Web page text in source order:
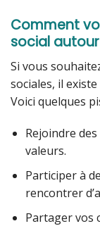
Comment
social
Si vous
sociales, il
Voici quelques
Rejoindre
valeurs.
Participer à
rencontrer
Partager vos